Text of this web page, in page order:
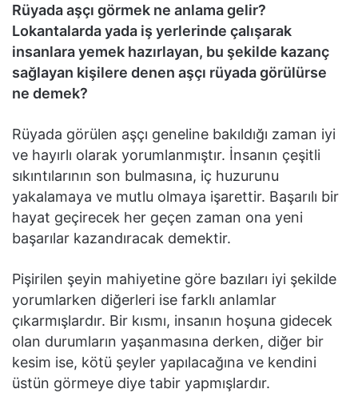
Rüyada aşçı görmek ne anlama gelir?
Lokantalarda yada iş yerlerinde çalışarak
insanlara yemek hazırlayan, bu şekilde kazanç
sağlayan kişilere denen aşçı rüyada görülürse
ne demek?
Rüyada görülen aşçı geneline bakıldığı zaman iyi
ve hayırlı olarak yorumlanmıştır. İnsanın çeşitli
sıkıntılarının son bulmasına, iç huzurunu
yakalamaya ve mutlu olmaya işarettir. Başarılı bir
hayat geçirecek her geçen zaman ona yeni
başarılar kazandıracak demektir.
Pişirilen şeyin mahiyetine göre bazıları iyi şekilde
yorumlarken diğerleri ise farklı anlamlar
çıkarmışlardır. Bir kısmı, insanın hoşuna gidecek
olan durumların yaşanmasına derken, diğer bir
kesim ise, kötü şeyler yapılacağına ve kendini
üstün görmeye diye tabir yapmışlardır.